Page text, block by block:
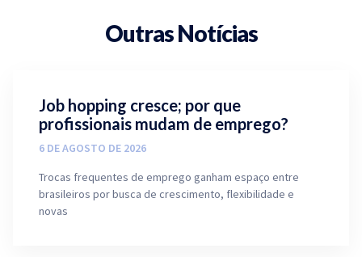
Outras Notícias
Job hopping cresce; por que
profissionais mudam de emprego?
6 DE AGOSTO DE 2026
Trocas frequentes de emprego ganham espaço entre
brasileiros por busca de crescimento, flexibilidade e
novas